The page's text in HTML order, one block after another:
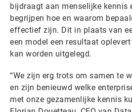
bijdraagt aan menselijke kennis
begrijpen hoe en waarom
effectief zijn. Dit in plaats van
een model een resultaat
kan worden uitgelegd.
“We zijn erg trots om samen te
en zijn benieuwd welke
met onze gezamenlijke kennis